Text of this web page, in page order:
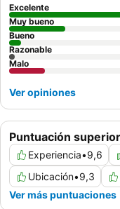
una habitación con
Puntuación
Experiencia•9,6
Ubicación•9,3
Ver más puntuaciones
Excelente
Muy bueno
Bueno
Razonable
Malo
Ver opiniones